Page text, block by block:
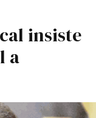
insiste
a